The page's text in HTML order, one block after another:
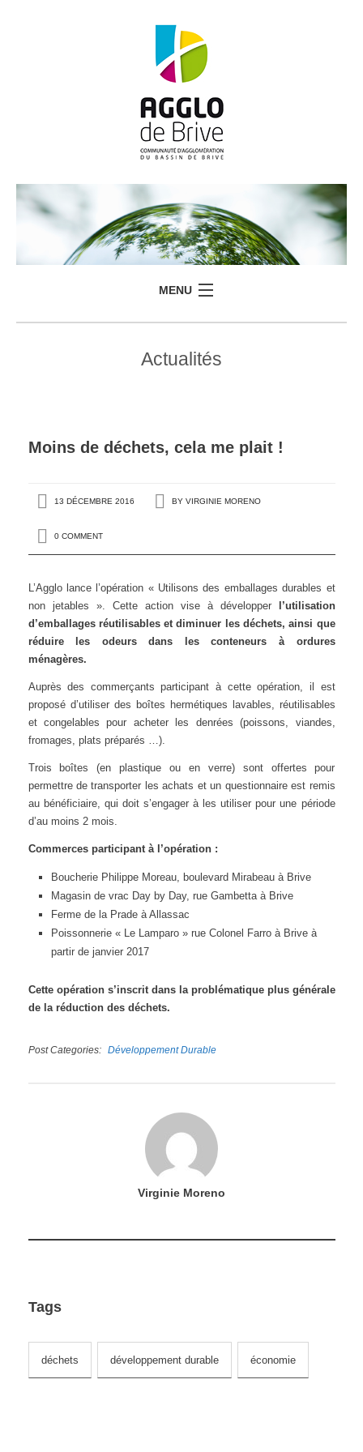
MENU
Actualités
Moins de déchets, cela me plait !
13 DÉCEMBRE 2016 BY VIRGINIE MORENO
0 COMMENT
L’Agglo lance l’opération « Utilisons des emballages durables et
non jetables ». Cette action vise à développer
l’utilisation
d’emballages réutilisables et diminuer les déchets, ainsi que
réduire les odeurs dans les conteneurs à ordures
ménagères.
Auprès des commerçants participant à cette opération, il est
proposé d’utiliser des boîtes hermétiques lavables, réutilisables
et congelables pour acheter les denrées (poissons, viandes,
fromages, plats préparés …).
Trois boîtes (en plastique ou en verre) sont offertes pour
permettre de transporter les achats et un questionnaire est remis
au bénéficiaire, qui doit s’engager à les utiliser pour une période
d’au moins 2 mois.
Commerces participant à l’opération :
Boucherie Philippe Moreau, boulevard Mirabeau à Brive
Magasin de vrac Day by Day, rue Gambetta à Brive
Ferme de la Prade à Allassac
Poissonnerie « Le Lamparo » rue Colonel Farro à Brive à
partir de janvier 2017
Cette opération s’inscrit dans la problématique plus générale
de la réduction des déchets.
Post Categories Développement Durable
Virginie Moreno
Tags
déchets développement durable économie